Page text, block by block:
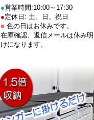
●営業時間:10:00～17:30
●定休日: 土、日、祝日
■ 色の日はお休みです。
在庫確認、返信メールは休み明
けになります。